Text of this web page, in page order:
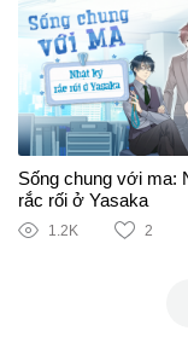
Sống chung với ma:
rắc rối ở Yasaka
1.2K 2